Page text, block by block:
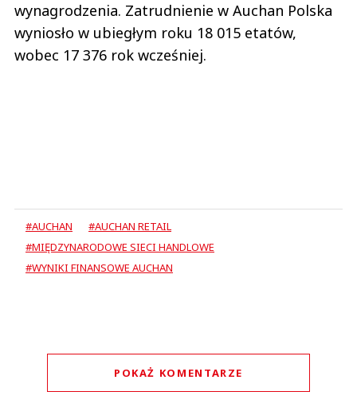
wynagrodzenia. Zatrudnienie w Auchan Polska
wyniosło w ubiegłym roku 18 015 etatów,
wobec 17 376 rok wcześniej.
#AUCHAN
#AUCHAN RETAIL
#MIĘDZYNARODOWE SIECI HANDLOWE
#WYNIKI FINANSOWE AUCHAN
POKAŻ KOMENTARZE